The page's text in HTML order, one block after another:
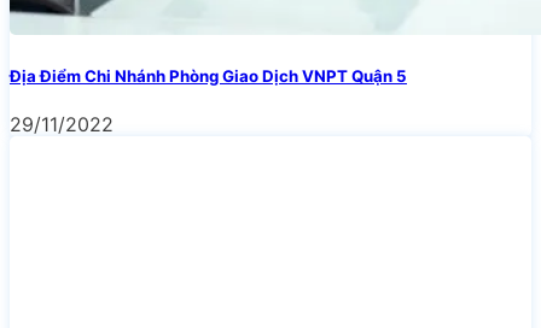
Địa Điểm Chi Nhánh Phòng Giao Dịch VNPT Quận 5
29/11/2022